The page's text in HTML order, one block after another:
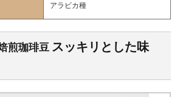
アラビカ種
煎珈琲豆 スッキリとした味